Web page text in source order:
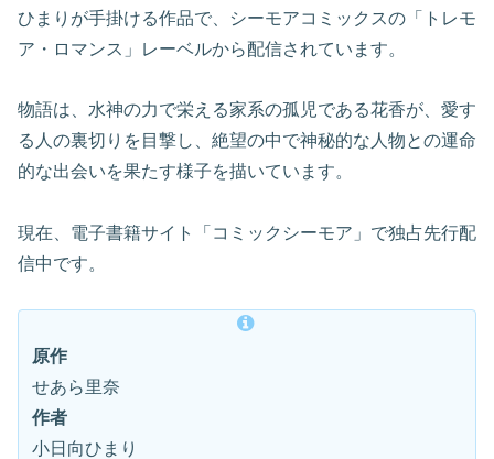
ひまりが手掛ける作品で、シーモアコミックスの「トレモ
ア・ロマンス」レーベルから配信されています。
物語は、水神の力で栄える家系の孤児である花香が、愛す
る人の裏切りを目撃し、絶望の中で神秘的な人物との運命
的な出会いを果たす様子を描いています。
現在、電子書籍サイト「コミックシーモア」で独占先行配
信中です。
原作
せあら里奈
作者
小日向ひまり